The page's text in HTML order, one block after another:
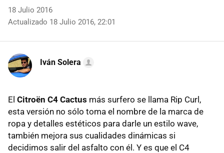
18 Julio 2016
Actualizado 18 Julio 2016, 22:01
Iván Solera
El Citroën C4 Cactus más surfero se llama Rip Curl,
esta versión no sólo toma el nombre de la marca de
ropa y detalles estéticos para darle un estilo wave,
también mejora sus cualidades dinámicas si
decidimos salir del asfalto con él. Y es que el C4